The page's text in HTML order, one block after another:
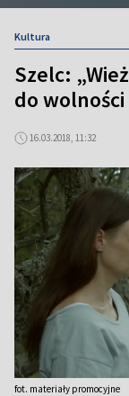
Kultura
Szelc:
do wolności
16.03.2018, 11:32
fot. materiały promocyjne